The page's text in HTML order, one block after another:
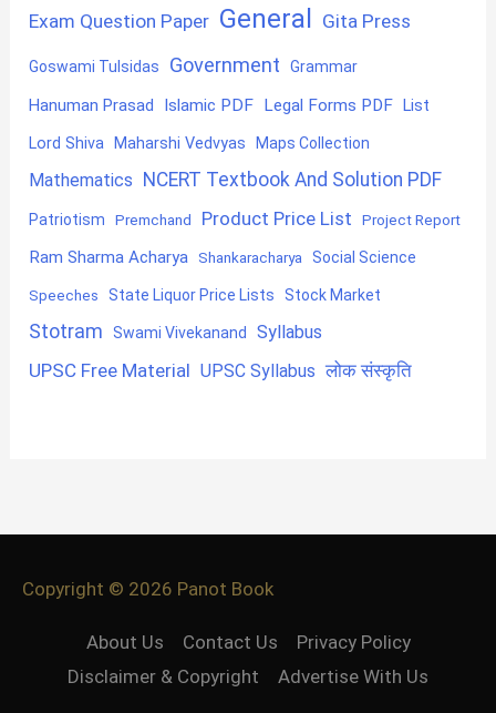
Exam Question Paper General Gita Press
Goswami Tulsidas Government Grammar
Hanuman Prasad Islamic PDF Legal Forms PDF List
Lord Shiva Maharshi Vedvyas Maps Collection
Mathematics NCERT Textbook And Solution PDF
Patriotism Premchand Product Price List Project Report
Ram Sharma Acharya Shankaracharya Social Science
Speeches State Liquor Price Lists Stock Market
Stotram Swami Vivekanand Syllabus
UPSC Free Material UPSC Syllabus लोक संस्कृति
Copyright © 2026 Panot Book
About Us Contact Us
Privacy Policy
Disclaimer & Copyright
Advertise With Us